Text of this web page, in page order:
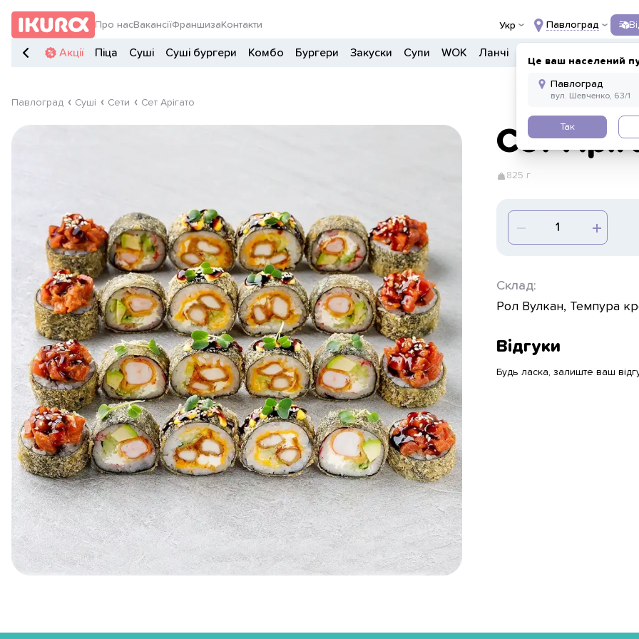
Про насВакансіїФраншиза Контакти Укр Павлоград
Це ваш населений
Так
Акції Піца Суші Суші бургери Комбо Бургери Закуски Супи WOK Ланчі
Павлоград Суші Сети Сет Арігато
Сет
825 г
Склад:
Рол Вулкан, Темпура
Відгуки
Будь ласка, залиште ваш